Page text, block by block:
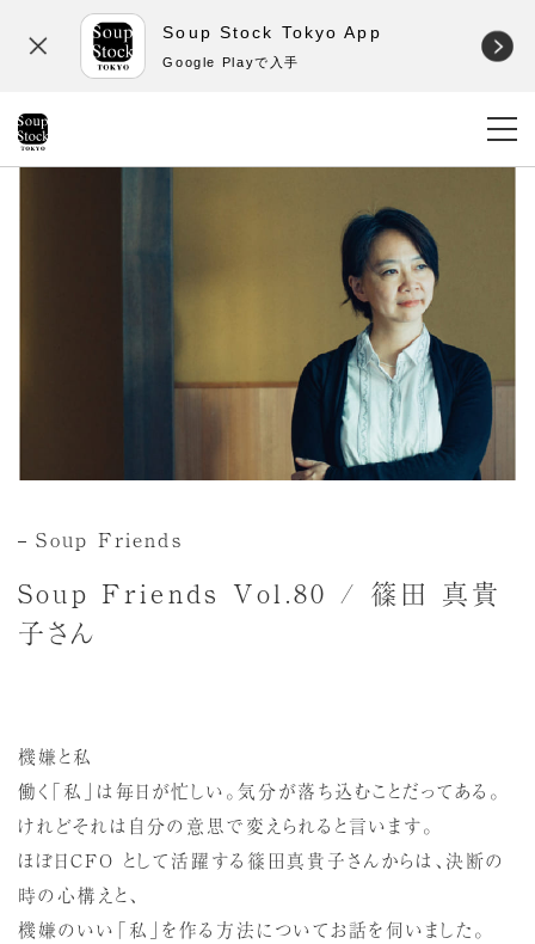
Soup Stock Tokyo App
Google Playで入手
Soup Friends
Soup Friends Vol.80 / 篠田 真貴
子さん
機嫌と私
働く「私」は毎日が忙しい。気分が落ち込むことだってある。
けれどそれは自分の意思で変えられると言います。
ほぼ日CFO として活躍する篠田真貴子さんからは、決断の
時の心構えと、
機嫌のいい「私」を作る方法についてお話を伺いました。